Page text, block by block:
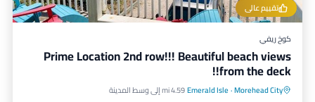
تقييم عالي
كوخ ريفي
Prime Location 2nd row!!! Beautiful beach views
from the deck!!
Morehead City
·
Emerald Isle4.59 mi إلى وسط المدينة
مواجه للمحيط
موقف سيارات